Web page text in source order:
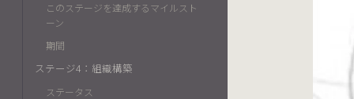
このステージを達成するマイルスト
ーン
期間
ステージ4：組織構築
ステータス